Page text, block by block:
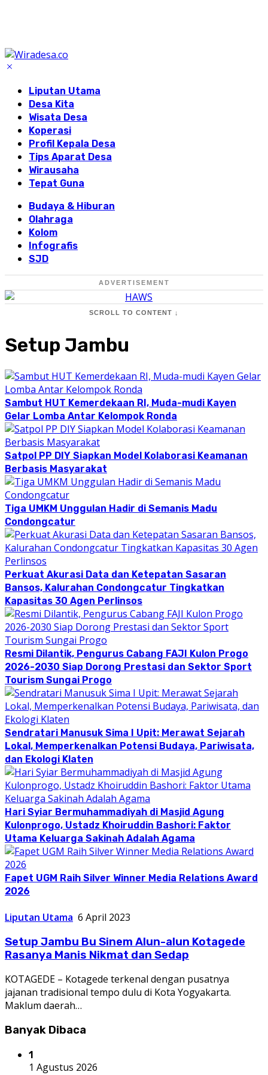
Liputan Utama
Desa Kita
Wisata Desa
Koperasi
Profil Kepala Desa
Tips Aparat Desa
Wirausaha
Tepat Guna
Budaya & Hiburan
Olahraga
Kolom
Infografis
SJD
ADVERTISEMENT
SCROLL TO CONTENT ↓
Setup Jambu
Sambut HUT Kemerdekaan RI, Muda-mudi Kayen
Gelar Lomba Antar Kelompok Ronda
Satpol PP DIY Siapkan Model Kolaborasi Keamanan
Berbasis Masyarakat
Tiga UMKM Unggulan Hadir di Semanis Madu
Condongcatur
Perkuat Akurasi Data dan Ketepatan Sasaran
Bansos, Kalurahan Condongcatur Tingkatkan
Kapasitas 30 Agen Perlinsos
Resmi Dilantik, Pengurus Cabang FAJI Kulon Progo
2026-2030 Siap Dorong Prestasi dan Sektor Sport
Tourism Sungai Progo
Sendratari Manusuk Sima I Upit: Merawat Sejarah
Lokal, Memperkenalkan Potensi Budaya, Pariwisata,
dan Ekologi Klaten
Hari Syiar Bermuhammadiyah di Masjid Agung
Kulonprogo, Ustadz Khoiruddin Bashori: Faktor
Utama Keluarga Sakinah Adalah Agama
Fapet UGM Raih Silver Winner Media Relations Award
2026
Liputan Utama 6 April 2023
Setup Jambu Bu Sinem Alun-alun Kotagede
Rasanya Manis Nikmat dan Sedap
KOTAGEDE – Kotagede terkenal dengan pusatnya
jajanan tradisional tempo dulu di Kota Yogyakarta.
Maklum daerah…
Banyak Dibaca
1
1 Agustus 2026